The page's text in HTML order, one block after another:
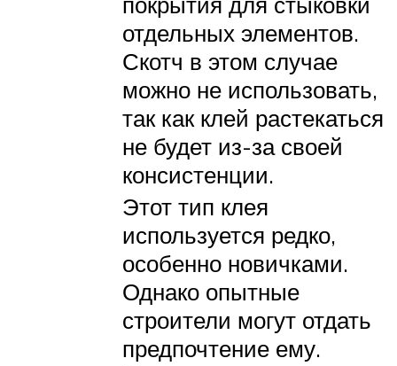
отдельных элементов.
Скотч в этом случае
можно не использовать,
так как клей растекаться
не будет из-за своей
консистенции.
Этот тип клея
используется редко,
особенно новичками.
Однако опытные
строители могут отдать
предпочтение ему.